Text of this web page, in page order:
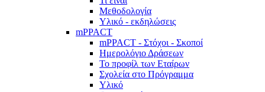
Μεθοδολογία
Υλικό - εκδηλώσεις
mPPACT
mPPACT - Στόχοι - Σκοποί
Ημερολόγιο Δράσεων
Το προφίλ των Εταίρων
Σχολεία στο Πρόγραμμα
Υλικό